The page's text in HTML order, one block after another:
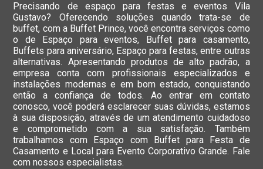
Precisando de espaço para festas e eventos Vila
Gustavo? Oferecendo soluções quando trata-se de
buffet, com a Buffet Prince, você encontra serviços como
o de Espaço para eventos, Buffet para casamento,
Buffets para aniversário, Espaço para festas, entre outras
alternativas. Apresentando produtos de alto padrão, a
empresa conta com profissionais especializados e
instalações modernas e em bom estado, conquistando
então a confiança de todos. Ao entrar em contato
conosco, você poderá esclarecer suas dúvidas, estamos
à sua disposição, através de um atendimento cuidadoso
e comprometido com a sua satisfação. Também
trabalhamos com Espaço com Buffet para Festa de
Casamento e Local para Evento Corporativo Grande. Fale
com nossos especialistas.